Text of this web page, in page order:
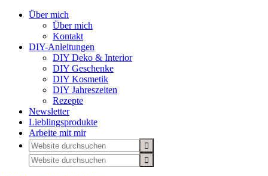
Über mich
Über mich
Kontakt
DIY-Anleitungen
DIY Deko & Interior
DIY Geschenke
DIY Kosmetik
DIY Jahreszeiten
Rezepte
Newsletter
Lieblingsprodukte
Arbeite mit mir